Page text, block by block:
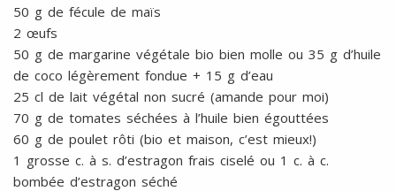
50 g de fécule de maïs
2 œufs
50 g de margarine végétale bio bien molle ou 35 g d’huile
de coco légèrement fondue + 15 g d’eau
25 cl de lait végétal non sucré (amande pour moi)
70 g de tomates séchées à l’huile bien égouttées
60 g de poulet rôti (bio et maison, c’est mieux!)
1 grosse c. à s. d’estragon frais ciselé ou 1 c. à c.
bombée d’estragon séché